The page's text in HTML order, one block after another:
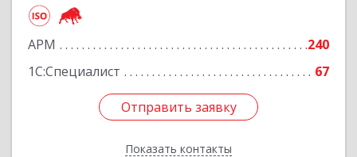
АРМ
240
1С:Специалист
67
Отправить заявку
Показать контакты
Отправить заявку
Назад